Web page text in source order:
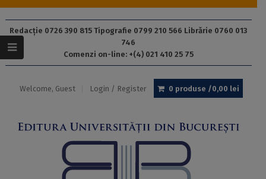
Redacție 0726 390 815 Tipografie 0799 210 566 Librărie 0760 013
746
Comenzi on-line: +(4) 021 410 25 75
Welcome, Guest Login / Register 0 produse /0,00 lei